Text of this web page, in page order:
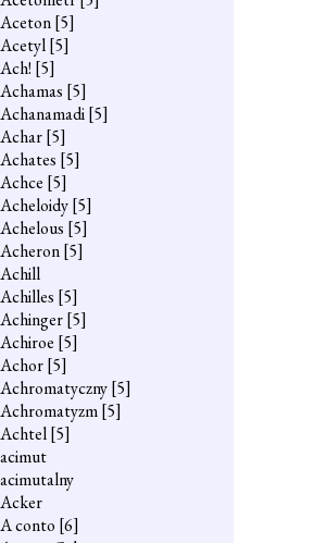
Aceton[5]
Acetyl[5]
Ach! [5]
Achamas [5]
Achanamadi[5]
Achar[5]
Achates [5]
Achce [5]
Acheloidy[5]
Achelous [5]
Acheron[5]
Achill
Achilles [5]
Achinger[5]
Achiroe [5]
Achor[5]
Achromatyczny[5]
Achromatyzm[5]
Achtel[5]
acimut
acimutalny
Acker
A conto [6]